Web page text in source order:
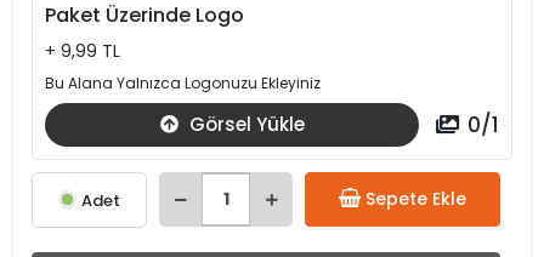
Paket Üzerinde Logo
+ 9,99 TL
Bu Alana Yalnızca Logonuzu Ekleyiniz
Görsel Yükle 0/1
Adet Sepete Ekle